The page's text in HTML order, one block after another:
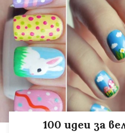
100 идеи за